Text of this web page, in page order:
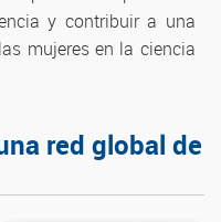
y contribuir a una
mujeres en la ciencia
red global de